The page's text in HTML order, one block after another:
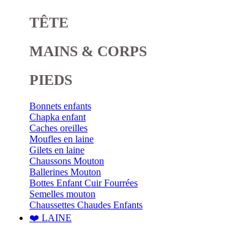
TÊTE
MAINS & CORPS
PIEDS
Bonnets enfants
Chapka enfant
Caches oreilles
Moufles en laine
Gilets en laine
Chaussons Mouton
Ballerines Mouton
Bottes Enfant Cuir Fourrées
Semelles mouton
Chaussettes Chaudes Enfants
❤️ LAINE